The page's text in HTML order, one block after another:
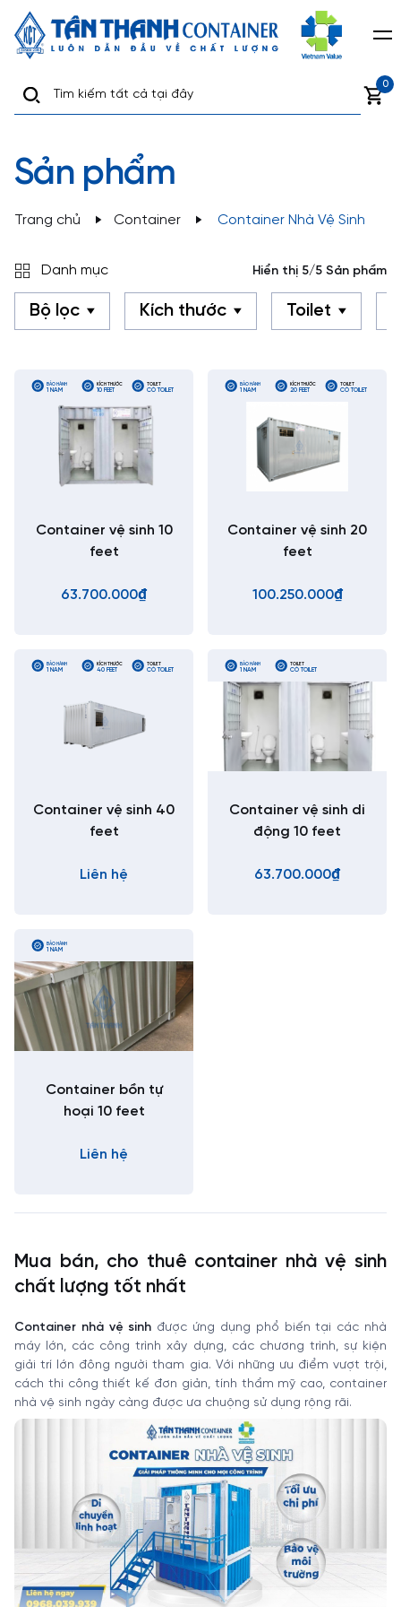
0
Sản phẩm
Trang chủ Container Container Nhà Vệ Sinh
Danh mục Hiển thị 5/5 Sản phẩm
Bộ lọc Kích thước Toilet
BẢO HÀNH
1 NĂM
KÍCH THƯỚC
10 FEET
TOILET
CÓ TOILET
Container vệ sinh 10
feet
63.700.000₫
BẢO HÀNH
1 NĂM
KÍCH THƯỚC
20 FEET
TOILET
CÓ TOILET
Container vệ sinh 20
feet
100.250.000₫
BẢO HÀNH
1 NĂM
KÍCH THƯỚC
40 FEET
TOILET
CÓ TOILET
Container vệ sinh 40
feet
Liên hệ
BẢO HÀNH
1 NĂM
TOILET
CÓ TOILET
Container vệ sinh di
động 10 feet
63.700.000₫
BẢO HÀNH
1 NĂM
Container bồn tự
hoại 10 feet
Liên hệ
Mua bán, cho thuê container nhà vệ sinh
chất lượng tốt nhất
Container nhà vệ sinh được ứng dụng phổ biến tại các nhà
máy lớn, các công trình xây dựng, các chương trình, sự kiện
giải trí lớn đông người tham gia. Với những ưu điểm vượt trội,
cách thi công thiết kế đơn giản, tính thẩm mỹ cao, container
nhà vệ sinh ngày càng được ưa chuộng sử dụng rộng rãi.